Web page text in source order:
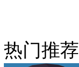
热门推荐